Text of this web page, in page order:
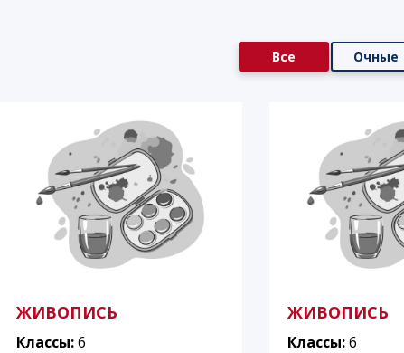
Все Очные
ЖИВОПИСЬ
Классы:6
ЖИВОПИСЬ
Классы:6